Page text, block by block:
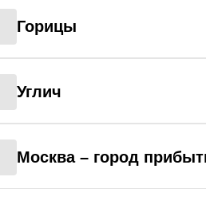
Горицы
Углич
Москва – город